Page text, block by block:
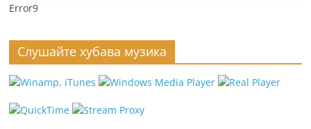
Error9
Слушайте хубава музика